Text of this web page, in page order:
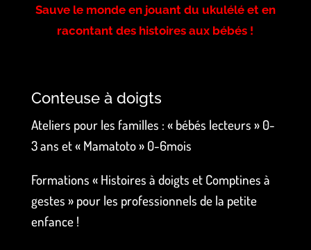
Sauve le monde en jouant du ukulélé et en
racontant des histoires aux bébés !
Conteuse à doigts
Ateliers pour les familles : « bébés lecteurs » 0-
3 ans et « Mamatoto » 0-6mois
Formations « Histoires à doigts et Comptines à
gestes » pour les professionnels de la petite
enfance !